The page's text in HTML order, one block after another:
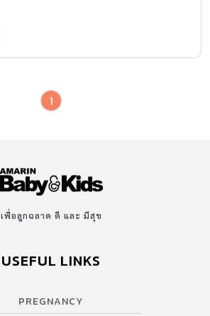
1
เพื่อลูกฉลาด ดี และ มีสุข
USEFUL LINKS
PREGNANCY